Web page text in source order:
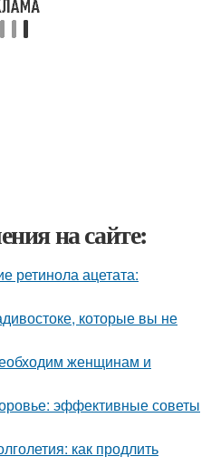
на сайте:
ретинола ацетата:
которые вы не
женщинам и
эффективные советы
как продлить